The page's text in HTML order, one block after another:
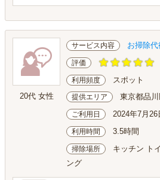
20代 女性
サービス内容 お掃除代
評価
利用頻度 スポット
提供エリア 東京都品
ご利用日 2024年7月26
利用時間 3.5時間
掃除場所
キッチン ト
ング